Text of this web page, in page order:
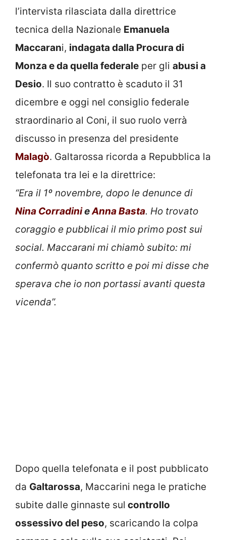
l’intervista rilasciata dalla direttrice
tecnica della Nazionale Emanuela
Maccarani, indagata dalla Procura di
Monza e da quella federale per gli abusi a
Desio. Il suo contratto è scaduto il 31
dicembre e oggi nel consiglio federale
straordinario al Coni, il suo ruolo verrà
discusso in presenza del presidente
Malagò. Galtarossa ricorda a Repubblica la
telefonata tra lei e la direttrice:
“Era il 1º novembre, dopo le denunce di
Nina CorradinieAnna Basta. Ho trovato
coraggio e pubblicai il mio primo post sui
social. Maccarani mi chiamò subito: mi
confermò quanto scritto e poi mi disse che
sperava che io non portassi avanti questa
vicenda”.
Dopo quella telefonata e il post pubblicato
da Galtarossa, Maccarini nega le pratiche
subite dalle ginnaste sul controllo
ossessivo del peso, scaricando la colpa